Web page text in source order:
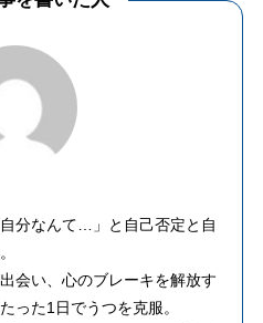
分なんて…」と自己否定と自
会い、心のブレーキを解放す
った1日でうつを克服。